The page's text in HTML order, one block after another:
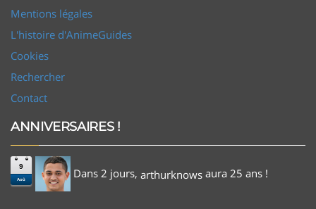
Mentions légales
L'histoire d'AnimeGuides
Cookies
Rechercher
Contact
ANNIVERSAIRES !
9
Aoû Dans 2 jours, arthurknows aura 25 ans !